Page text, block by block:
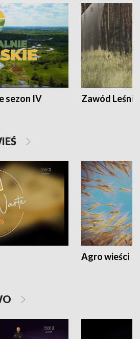
sezon IV Zawód Leśnik
Agro wieści